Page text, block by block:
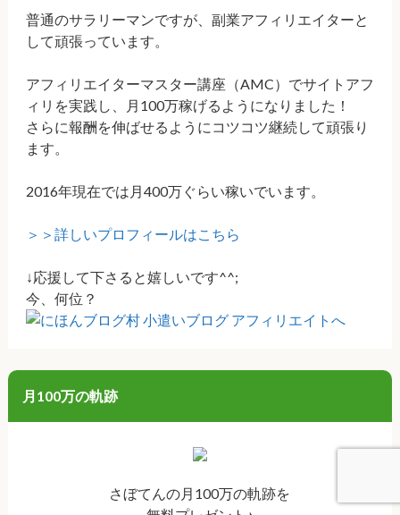
普通のサラリーマンですが、副業アフィリエイターと
して頑張っています。
アフィリエイターマスター講座（AMC）でサイトアフ
ィリを実践し、月100万稼げるようになりました！
さらに報酬を伸ばせるようにコツコツ継続して頑張り
ます。
2016年現在では月400万ぐらい稼いでいます。
＞＞詳しいプロフィールはこちら
↓応援して下さると嬉しいです^^;
今、何位？
月100万の軌跡
さぼてんの月100万の軌跡を